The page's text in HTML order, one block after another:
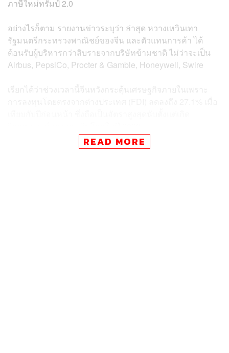
ภาษีใหม่ทรัมป์ 2.0
อย่างไรก็ตาม รายงานข่าวระบุว่า ล่าสุด หวางเหวินเทา
รัฐมนตรีกระทรวงพาณิชย์ของจีน และตัวแทนการค้า ได้
ต้อนรับผู้บริหารกว่าสิบรายจากบริษัทข้ามชาติ ไม่ว่าจะเป็น
Airbus, PepsiCo, Procter & Gamble, Honeywell, Swire
เรียกได้ว่าช่วงเวลานี้จีนหวังกระตุ้นเศรษฐกิจภายในเพราะ
นอกจากบริษัท 3 ข้างต้น หวางเหวินเทาได้พบกับบริษัทชีว
READ MORE